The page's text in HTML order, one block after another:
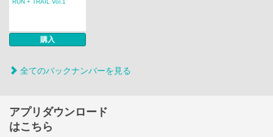
RUN + TRAIL Vol.1
購入
全てのバックナンバーを見る
アプリダウンロード
はこちら